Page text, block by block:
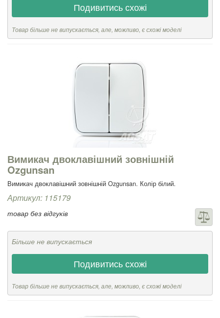
Подивитись схожі
Товар більше не випускається, але, можливо, є схожі моделі
Вимикач двоклавішний зовнішній
Ozgunsan
Вимикач двоклавішний зовнішній Ozgunsan. Колір білий.
Артикул: 115179
товар без відгуків
Більше не випускається
Подивитись схожі
Товар більше не випускається, але, можливо, є схожі моделі